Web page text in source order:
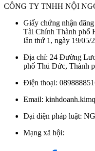
CÔNG TY TNHH NỘI
Giấy chứng nhận
Tài Chính Thành phố
lần thứ 1, ngày 19/05/
Địa chỉ: 24 Đường
phố Thủ Đức, Thành
Điện thoại:
Email:
Đại diện pháp luật:
Mạng xã hội: